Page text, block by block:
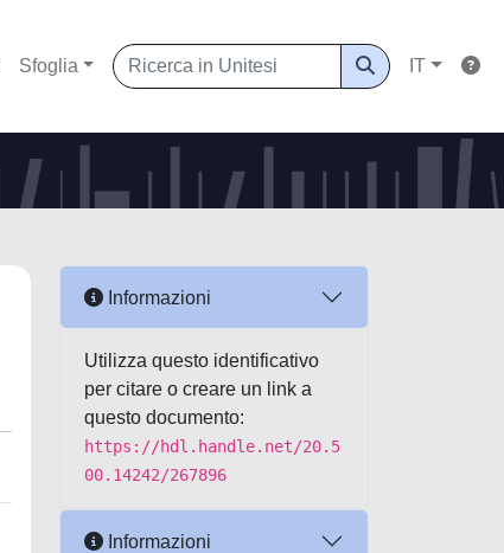
Sfoglia IT
Informazioni
Utilizza questo identificativo
per citare o creare un link a
questo documento:
https://hdl.handle.net/20.5
00.14242/267896
Informazioni